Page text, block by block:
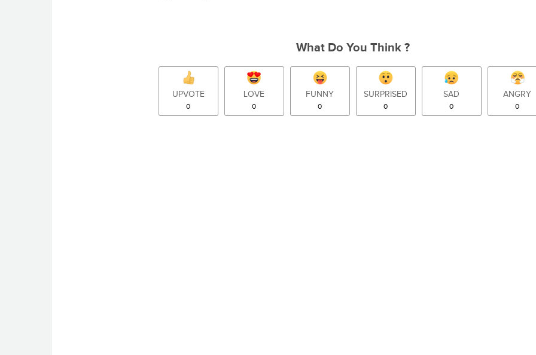
What Do You Think ?
UPVOTE
0
LOVE
0
FUNNY
0
SURPRISED
0
SAD
0
ANGRY
0